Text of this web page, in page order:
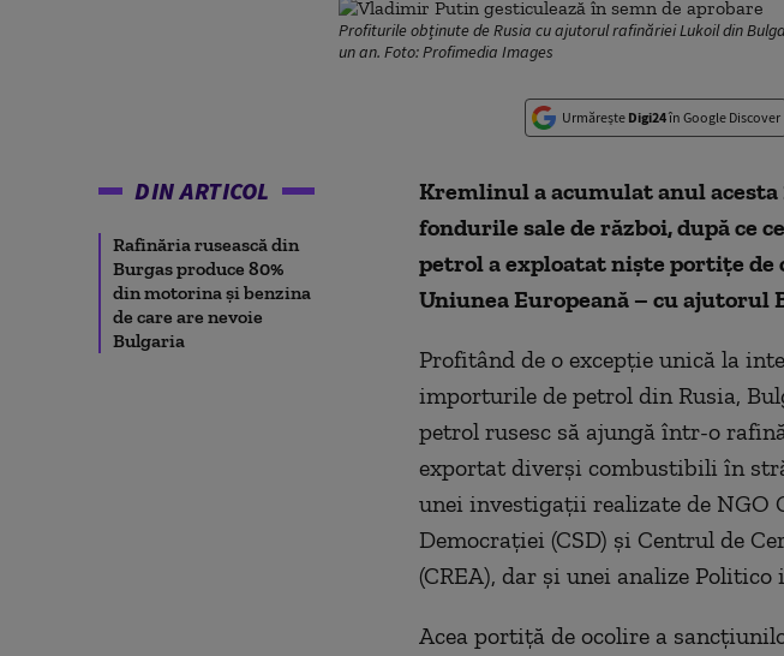
Profiturile obținute de Rusia cu ajutorul rafinăriei Lukoil din
un an. Foto: Profimedia Images
Urmărește Digi24în Google Discover
DIN ARTICOL
Rafinăria rusească din
Burgas produce 80%
din motorina și benzina
de care are nevoie
Bulgaria
Kremlinul a acumulat anul
fondurile sale de război, după ce
petrol a exploatat niște portițe de
Uniunea Europeană – cu ajutorul
Profitând de o excepție unică la
importurile de petrol din Rusia,
petrol rusesc să ajungă într-o
exportat diverși combustibili în
unei investigații realizate de NGO
Democrației (CSD) și Centrul de
(CREA), dar și unei analize Politico
Acea portiță de ocolire a